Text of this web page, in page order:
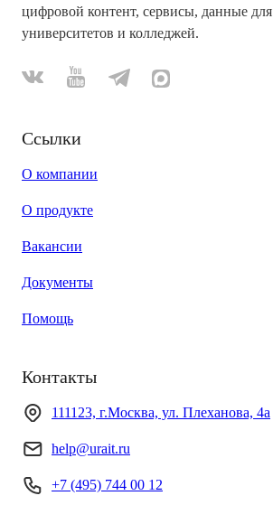
цифровой контент, сервисы, данные для
университетов и колледжей.
Ссылки
О компании
О продукте
Вакансии
Документы
Помощь
Контакты
111123, г.Москва, ул. Плеханова, 4а
help@urait.ru
+7 (495) 744 00 12